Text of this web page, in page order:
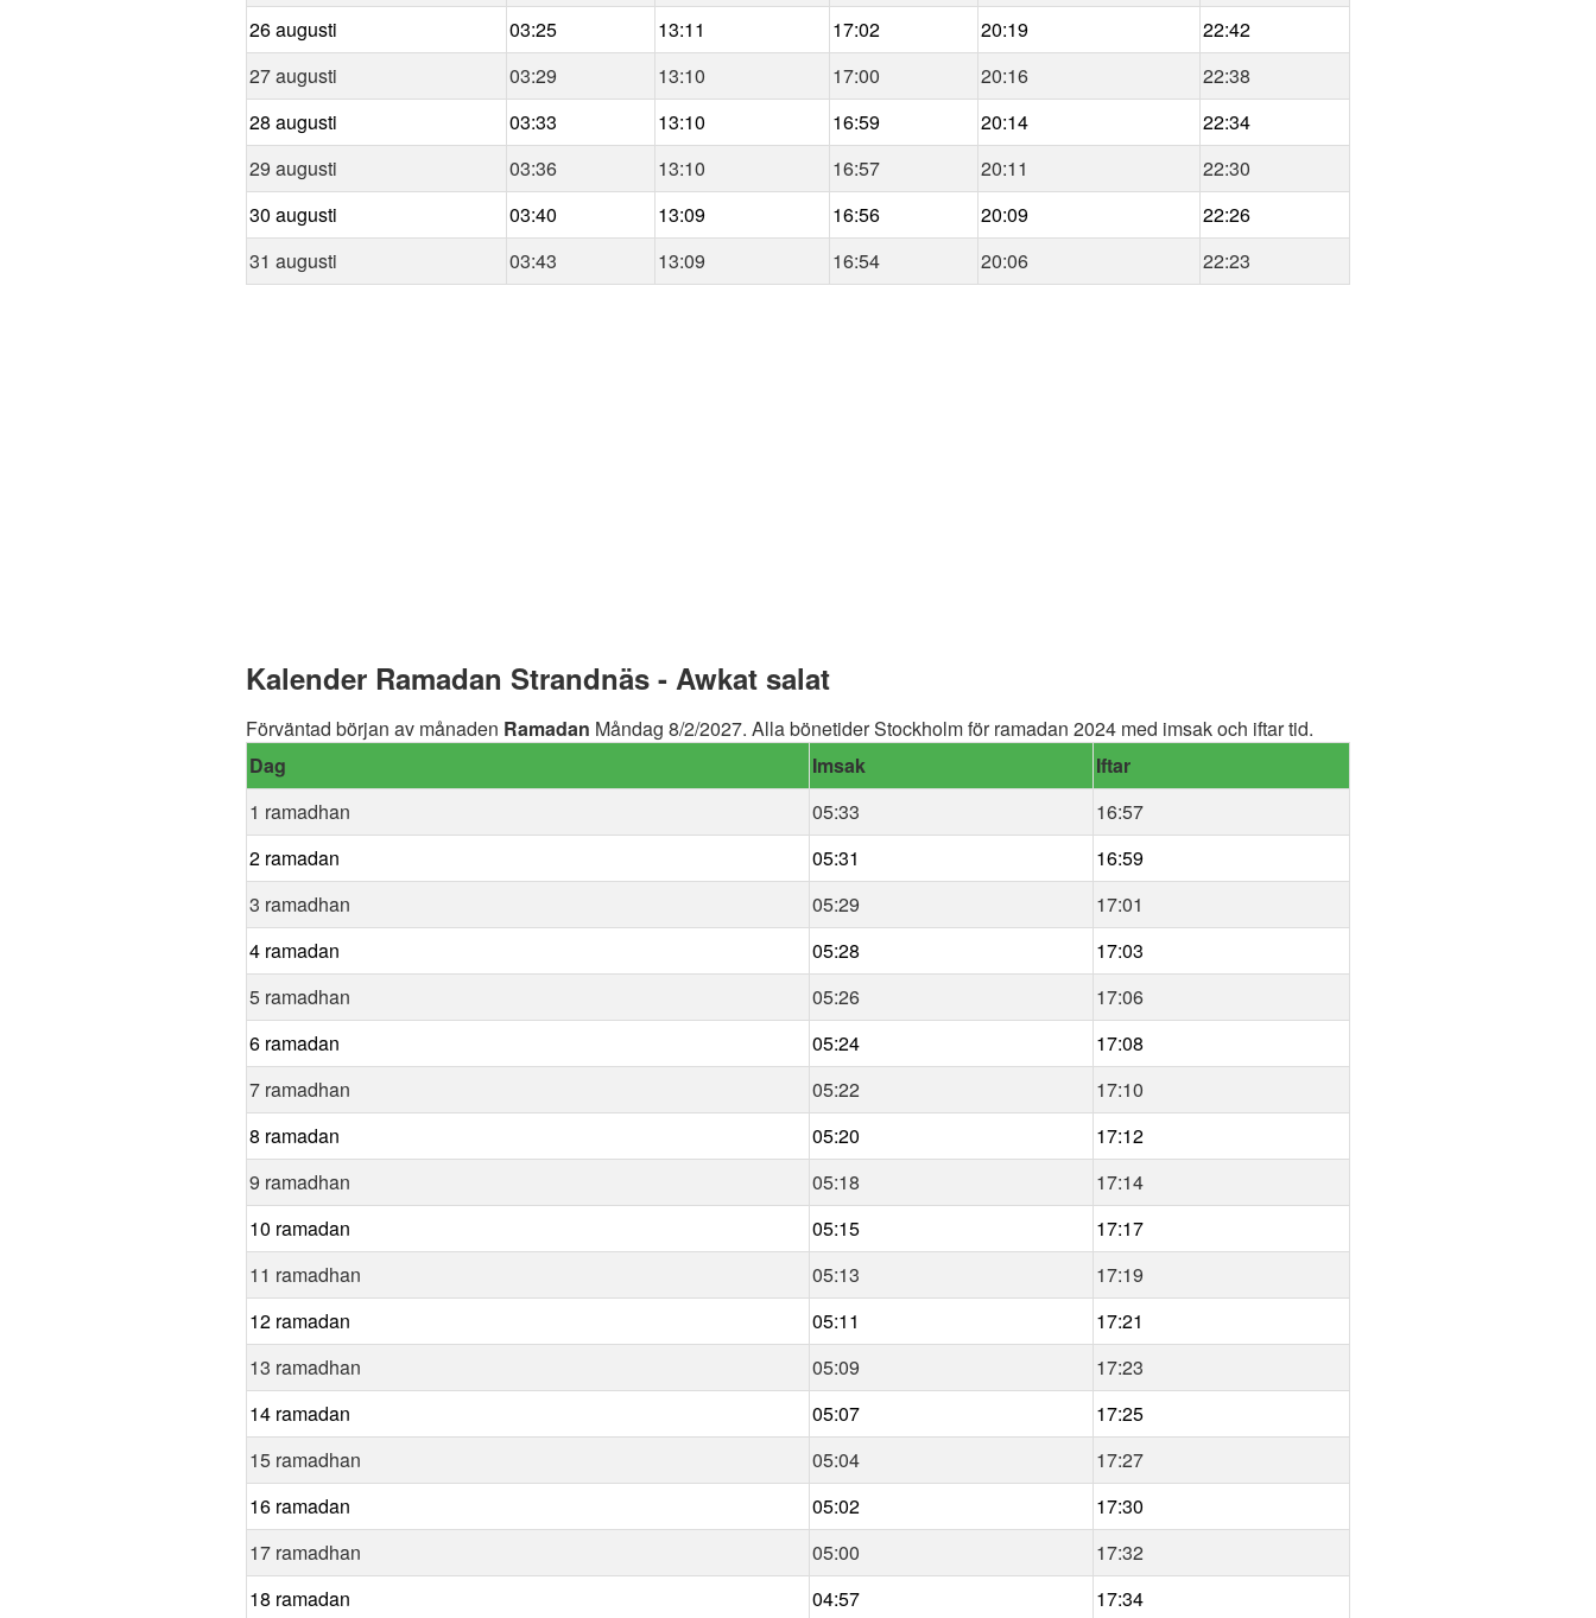
26 augusti
03:25 13:11 17:02 20:19
22:42
27 augusti
03:29 13:10 17:00 20:16
22:38
28 augusti
03:33 13:10 16:59 20:14
22:34
29 augusti
03:36 13:10 16:57 20:11
22:30
30 augusti
03:40 13:09 16:56 20:09
22:26
31 augusti
03:43 13:09 16:54 20:06 22:23
Kalender Ramadan Strandnäs - Awkat salat
Förväntad början av månaden Ramadan Måndag 8/2/2027. Alla bönetider Stockholm för ramadan 2024 med imsak och iftar tid.
Dag
Imsak
Iftar
1 ramadhan
05:33
16:57
2 ramadan
05:31
16:59
3 ramadhan
05:29
17:01
4 ramadan
05:28
17:03
5 ramadhan
05:26
17:06
6 ramadan
05:24
17:08
7 ramadhan
05:22
17:10
8 ramadan
05:20
17:12
9 ramadhan
05:18
17:14
10 ramadan
05:15
17:17
11 ramadhan
05:13
17:19
12 ramadan
05:11
17:21
13 ramadhan
05:09
17:23
14 ramadan
05:07
17:25
15 ramadhan
05:04
17:27
16 ramadan
05:02
17:30
17 ramadhan
05:00
17:32
18 ramadan
04:57 17:34